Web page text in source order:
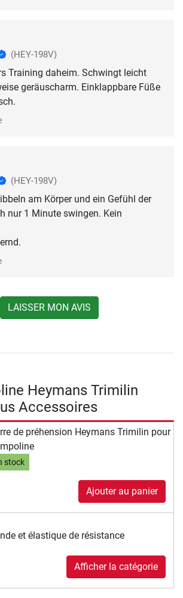
(HEY-198V)
Training daheim. Schwingt leicht
geräuscharm. Einklappbare Füße
(HEY-198V)
am Körper und ein Gefühl der
nur 1 Minute swingen. Kein
LAISSER MON AVIS
Heymans Trimilin
Accessoires
de préhension Heymans Trimilin pour
stock
Ajouter au panier
et élastique de résistance
Afficher la catégorie